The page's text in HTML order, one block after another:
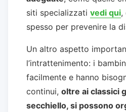
siti specializzati vedi qui,
spesso per prevenire la
Un altro aspetto
l’intrattenimento: i
facilmente e hanno
continui, oltre ai classici
secchiello, si possono